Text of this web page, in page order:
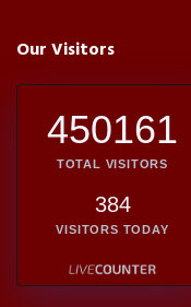
Our Visitors
450161
TOTAL VISITORS
384
VISITORS TODAY